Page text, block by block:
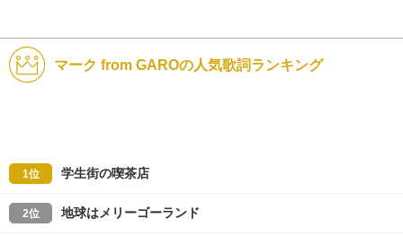
マーク from GAROの人気歌詞ランキング
1位 学生街の喫茶店
2位 地球はメリーゴーランド